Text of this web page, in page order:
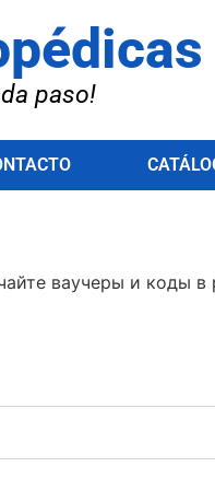
paso!
ваучеры и коды в